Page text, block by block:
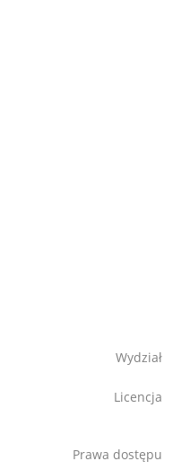
Wydział
Licencja
Prawa dostępu